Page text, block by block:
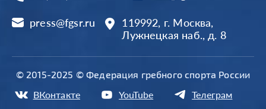
press@fgsr.ru
119992, г. Москва,
Лужнецкая наб., д. 8
© 2015-2025 © Федерация гребного спорта России
ВКонтакте YouTube Телеграм